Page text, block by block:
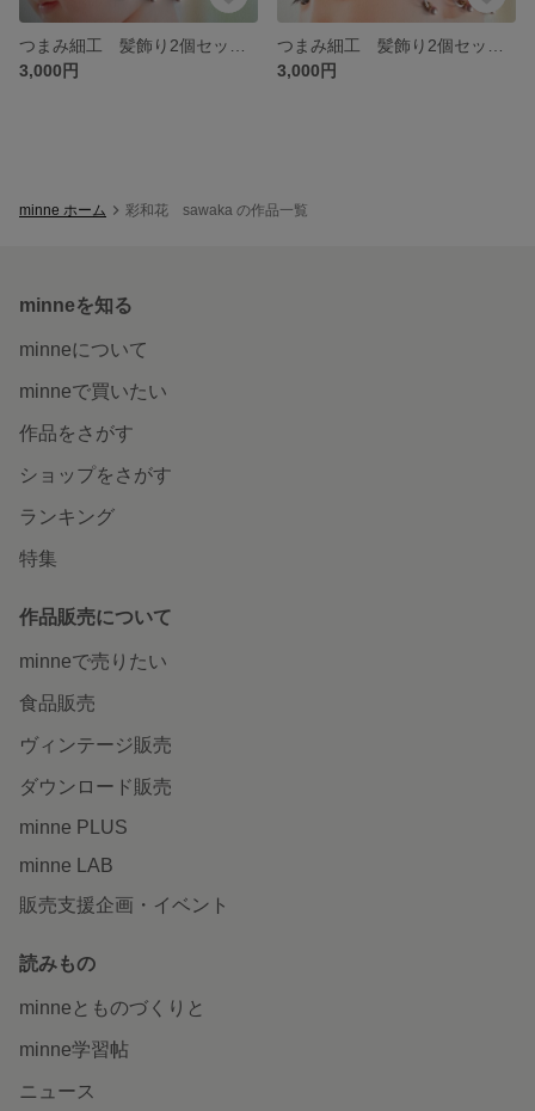
3,000円
3,000円
minne ホーム 彩和花 sawaka の作品一覧
minneを知る
minneについて
minneで買いたい
作品をさがす
ショップをさがす
ランキング
特集
作品販売について
minneで売りたい
食品販売
ヴィンテージ販売
ダウンロード販売
minne PLUS
minne LAB
販売支援企画・イベント
読みもの
minneとものづくりと
minne学習帖
ニュース